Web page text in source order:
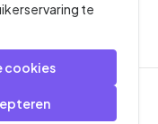
te
cookies
- Website